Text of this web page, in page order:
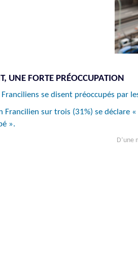
UNE FORTE PRÉOCCUPATION
Franciliens se disent préoccupés par
Francilien sur trois (31%) se
».
D’une